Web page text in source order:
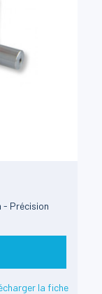
- Précision
la fiche